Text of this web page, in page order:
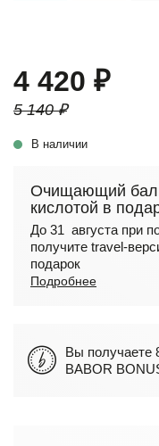
4 420 ₽
5 140 ₽
В наличии
Очищающий
кислотой в
До 31 августа при
получите travel-
подарок
Подробнее
Вы получаете
BABOR